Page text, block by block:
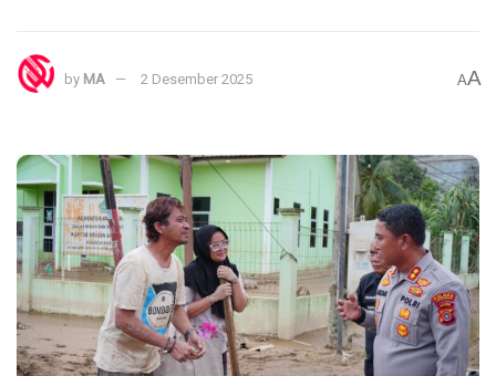
by MA 2 Desember 2025 AA